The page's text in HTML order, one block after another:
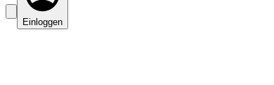
Einloggen